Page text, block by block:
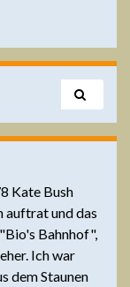
Kate Bush
auftrat und das
Bahnhof",
Ich war
dem Staunen